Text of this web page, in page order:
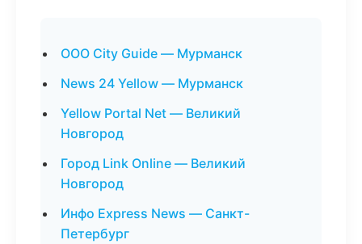
ООО City Guide — Мурманск
News 24 Yellow — Мурманск
Yellow Portal Net — Великий
Новгород
Город Link Online — Великий
Новгород
Инфо Express News — Санкт-
Петербург